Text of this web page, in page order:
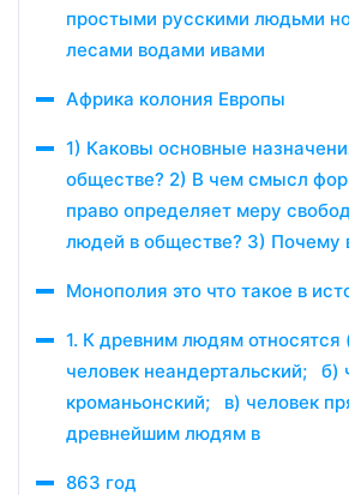
простыми русскими людьми
лесами водами ивами
Африка колония Европы
1) Каковы основные
обществе? 2) В чем смысл
право определяет меру
людей в обществе? 3) Почему
Монополия это что такое в
1. К древним людям
человек неандертальский; б)
кроманьонский; в) человек
древнейшим людям в
863 год